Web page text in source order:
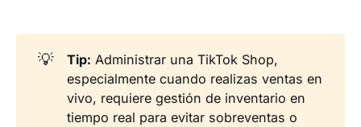
💡 Tip: Administrar una TikTok Shop,
especialmente cuando realizas ventas en
vivo, requiere gestión de inventario en
tiempo real para evitar sobreventas o